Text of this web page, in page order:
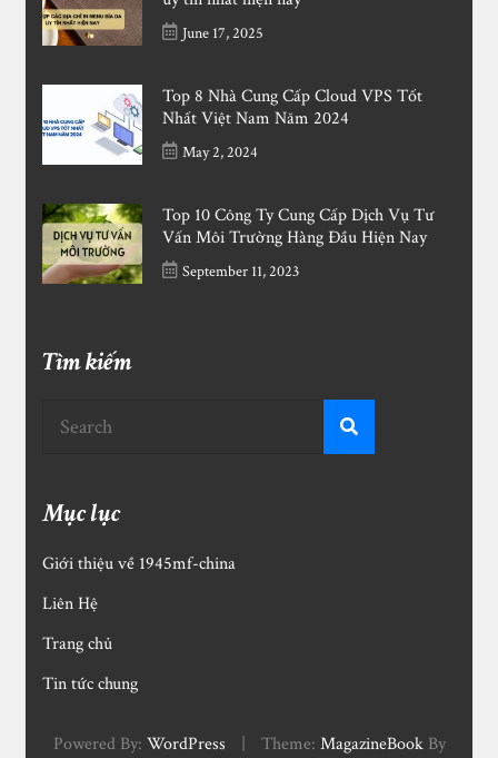
June 17, 2025
Top 8 Nhà Cung Cấp Cloud VPS Tốt
Nhất Việt Nam Năm 2024
May 2, 2024
Top 10 Công Ty Cung Cấp Dịch Vụ Tư
Vấn Môi Trường Hàng Đầu Hiện Nay
September 11, 2023
Tìm kiếm
Mục lục
Giới thiệu về 1945mf-china
Liên Hệ
Trang chủ
Tin tức chung
Powered By: WordPress Theme: MagazineBookBy